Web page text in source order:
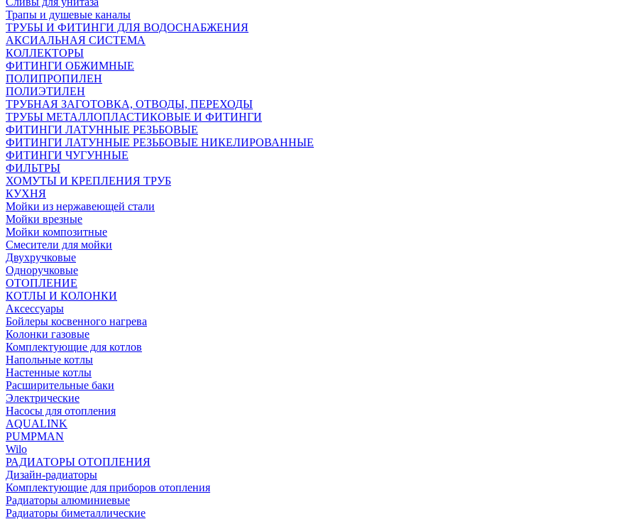
Трапы и душевые каналы
ТРУБЫ И ФИТИНГИ ДЛЯ ВОДОСНАБЖЕНИЯ
АКСИАЛЬНАЯ СИСТЕМА
КОЛЛЕКТОРЫ
ФИТИНГИ ОБЖИМНЫЕ
ПОЛИПРОПИЛЕН
ПОЛИЭТИЛЕН
ТРУБНАЯ ЗАГОТОВКА, ОТВОДЫ, ПЕРЕХОДЫ
ТРУБЫ МЕТАЛЛОПЛАСТИКОВЫЕ И ФИТИНГИ
ФИТИНГИ ЛАТУННЫЕ РЕЗЬБОВЫЕ
ФИТИНГИ ЛАТУННЫЕ РЕЗЬБОВЫЕ НИКЕЛИРОВАННЫЕ
ФИТИНГИ ЧУГУННЫЕ
ФИЛЬТРЫ
ХОМУТЫ И КРЕПЛЕНИЯ ТРУБ
КУХНЯ
Мойки из нержавеющей стали
Мойки врезные
Мойки композитные
Смесители для мойки
Двухручковые
Одноручковые
ОТОПЛЕНИЕ
КОТЛЫ И КОЛОНКИ
Аксессуары
Бойлеры косвенного нагрева
Колонки газовые
Комплектующие для котлов
Напольные котлы
Настенные котлы
Расширительные баки
Электрические
Насосы для отопления
AQUALINK
PUMPMAN
Wilo
РАДИАТОРЫ ОТОПЛЕНИЯ
Дизайн-радиаторы
Комплектующие для приборов отопления
Радиаторы алюминиевые
Радиаторы биметаллические